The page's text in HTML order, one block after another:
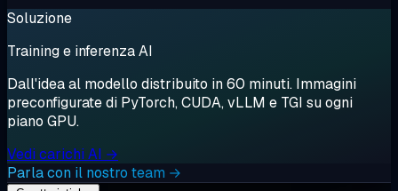
Soluzione
Training e inferenza AI
Dall'idea al modello distribuito in 60 minuti. Immagini
preconfigurate di PyTorch, CUDA, vLLM e TGI su ogni
piano GPU.
Vedi carichi AI →
Parla con il nostro team →